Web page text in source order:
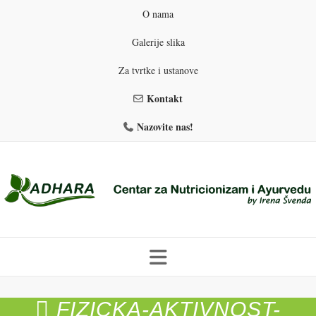
O nama
Galerije slika
Za tvrtke i ustanove
Kontakt
Nazovite nas!
to
PROGRAMI PREHRANE PRIRODNO MRŠAVLJENJE
FIZICKA-AKTIVNOST-